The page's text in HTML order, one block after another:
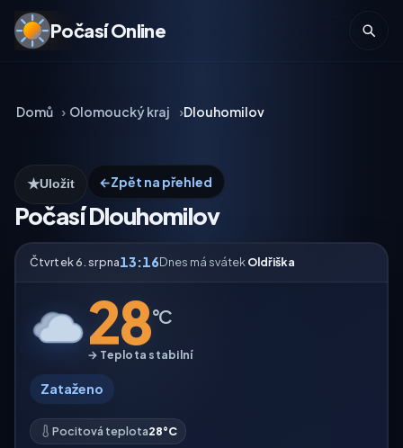
Počasí Online
Domů Olomoucký kraj Dlouhomilov
←Zpět na přehled
Počasí Dlouhomilov
★Uložit
Čtvrtek 6. srpna13:16Dnes má svátekOldřiška
28°C
→ Teplota stabilní
Zataženo
Pocitová teplota28°C